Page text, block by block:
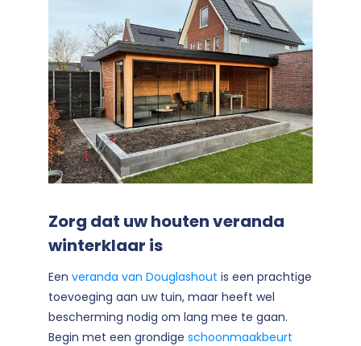
Zorg dat uw houten veranda
winterklaar is
Een veranda van Douglashout is een prachtige
toevoeging aan uw tuin, maar heeft wel
bescherming nodig om lang mee te gaan.
Begin met een grondige schoonmaakbeurt